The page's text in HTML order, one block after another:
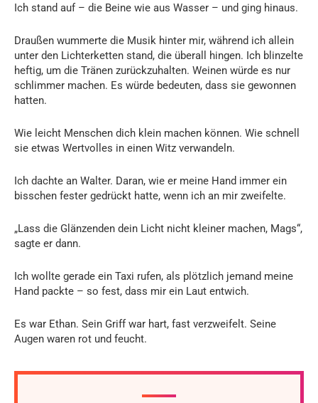
Ich stand auf – die Beine wie aus Wasser – und ging hinaus.
Draußen wummerte die Musik hinter mir, während ich allein
unter den Lichterketten stand, die überall hingen. Ich blinzelte
heftig, um die Tränen zurückzuhalten. Weinen würde es nur
schlimmer machen. Es würde bedeuten, dass sie gewonnen
hatten.
Wie leicht Menschen dich klein machen können. Wie schnell
sie etwas Wertvolles in einen Witz verwandeln.
Ich dachte an Walter. Daran, wie er meine Hand immer ein
bisschen fester gedrückt hatte, wenn ich an mir zweifelte.
„Lass die Glänzenden dein Licht nicht kleiner machen, Mags“,
sagte er dann.
Ich wollte gerade ein Taxi rufen, als plötzlich jemand meine
Hand packte – so fest, dass mir ein Laut entwich.
Es war Ethan. Sein Griff war hart, fast verzweifelt. Seine
Augen waren rot und feucht.